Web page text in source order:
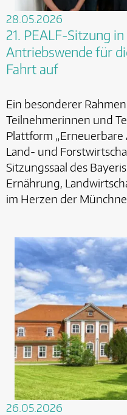
28.05.2026
21. PEALF-Sitzung
Antriebswende für
Fahrt auf
Ein besonderer
Teilnehmerinnen und
Plattform
Land- und
Sitzungssaal des
Ernährung,
im Herzen der
26.05.2026